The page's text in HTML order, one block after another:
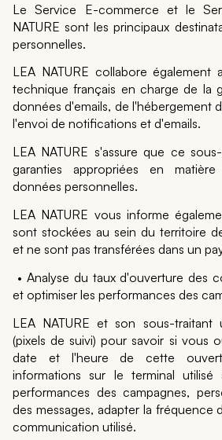
Le Service E-commerce et le
NATURE sont les principaux
personnelles.
LEA NATURE collabore également
technique français en charge de la
données d'emails, de l'hébergement
l'envoi de notifications et d'emails.
LEA NATURE s'assure que ce
garanties appropriées en
données personnelles.
LEA NATURE vous informe
sont stockées au sein du territoire
et ne sont pas transférées dans un
• Analyse du taux d'ouverture des
et optimiser les performances des
LEA NATURE et son sous-traitant
(pixels de suivi) pour savoir si vous
date et l'heure de cette
informations sur le terminal
performances des campagnes,
des messages, adapter la fréquence
communication utilisé.